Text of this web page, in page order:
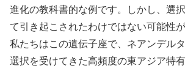
進化の教科書的な例です。しかし、選
て引き起こされたわけではない可能性
私たちはこの遺伝子座で、ネアンデル
選択を受けてきた高頻度の東アジア特